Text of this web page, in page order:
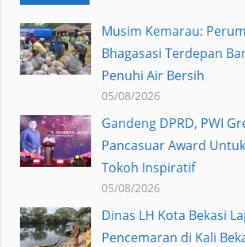
Musim Kemarau:
Bhagasasi Terdepan
Penuhi Air Bersih
05/08/2026
Gandeng DPRD, PWI
Pancasuar Award
Tokoh Inspiratif
05/08/2026
Dinas LH Kota Bekasi
Pencemaran di Kali